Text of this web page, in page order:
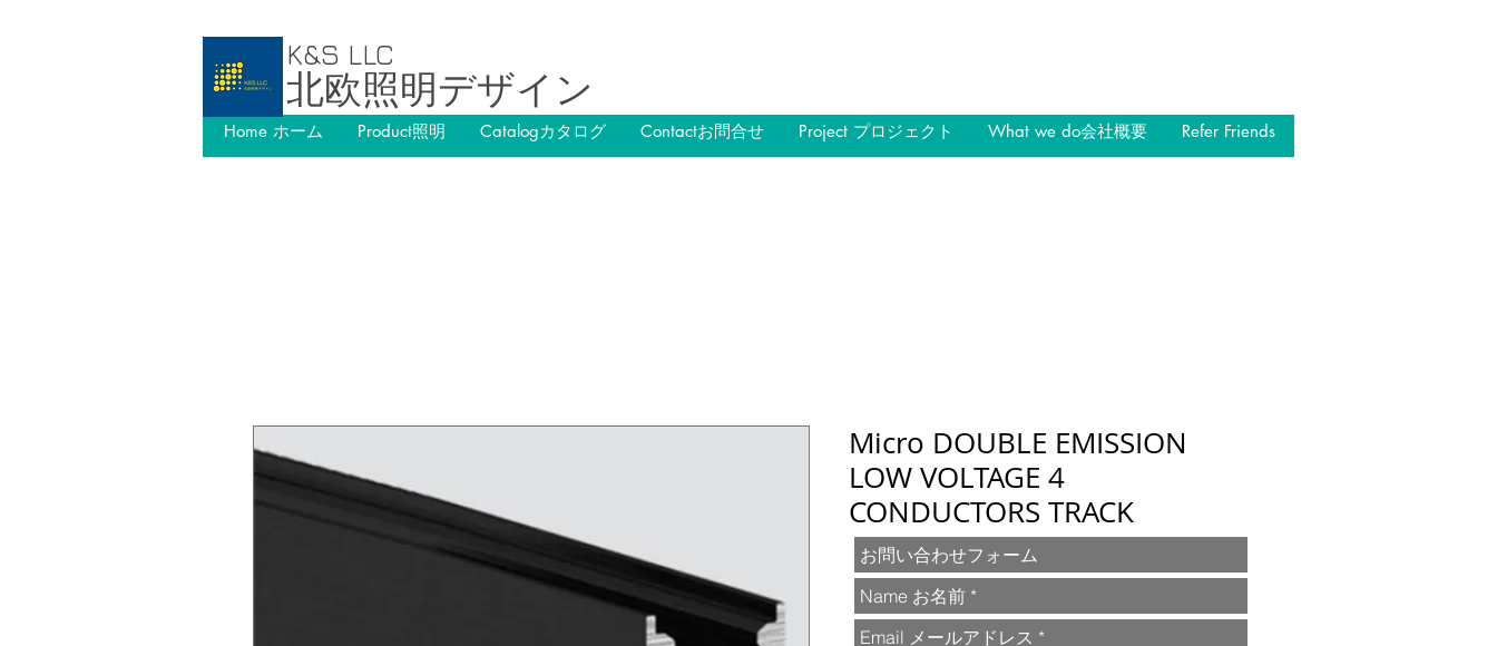
Home ホーム Product照明 Catalogカタログ Contactお問合せ Project プロジェクト What we do会社概要 Refer Friends
K&S LLC
北欧照明デザイン
Micro DOUBLE EMISSION
LOW VOLTAGE 4
CONDUCTORS TRACK